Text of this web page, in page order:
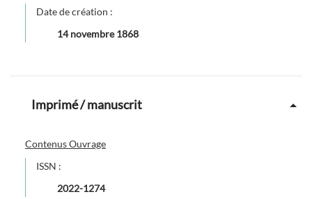
Date de création :
14 novembre 1868
Imprimé / manuscrit
Contenus Ouvrage
ISSN :
2022-1274